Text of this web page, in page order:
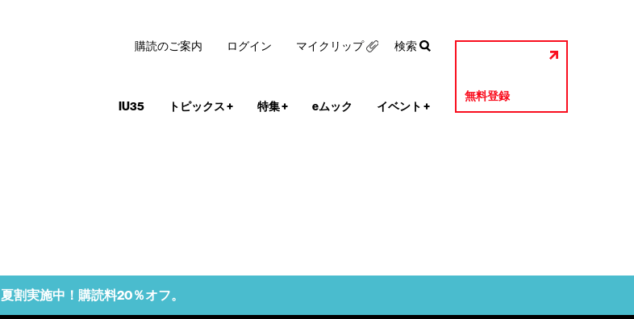
IU35 トピックス+ 特集+ eムック イベント +
無料登録
購読のご案内 ログイン マイクリップ 検索
夏割実施中！購読料20％オフ。